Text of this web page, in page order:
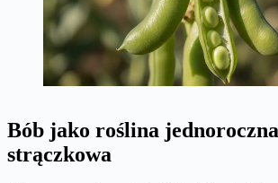
Bób jako roślina
strączkowa